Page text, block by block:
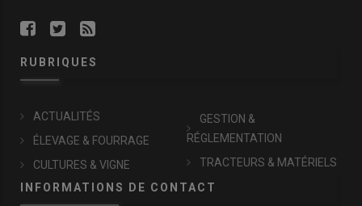
RUBRIQUES
ACTUALITÉS
ÉLEVAGE & FOURRAGE
CULTURES & VIGNE
GESTION &
RÉGLEMENTATION
TRACTEURS & MATÉRIELS
INFORMATIONS DE CONTACT